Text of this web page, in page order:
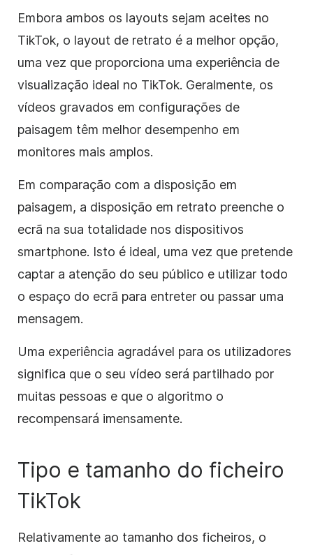
Embora ambos os layouts sejam aceites no
TikTok, o layout de retrato é a melhor opção,
uma vez que proporciona uma experiência de
visualização ideal no TikTok. Geralmente, os
vídeos gravados em configurações de
paisagem têm melhor desempenho em
monitores mais amplos.
Em comparação com a disposição em
paisagem, a disposição em retrato preenche o
ecrã na sua totalidade nos dispositivos
smartphone. Isto é ideal, uma vez que pretende
captar a atenção do seu público e utilizar todo
o espaço do ecrã para entreter ou passar uma
mensagem.
Uma experiência agradável para os utilizadores
significa que o seu vídeo será partilhado por
muitas pessoas e que o algoritmo o
recompensará imensamente.
Tipo e tamanho do ficheiro
TikTok
Relativamente ao tamanho dos ficheiros, o